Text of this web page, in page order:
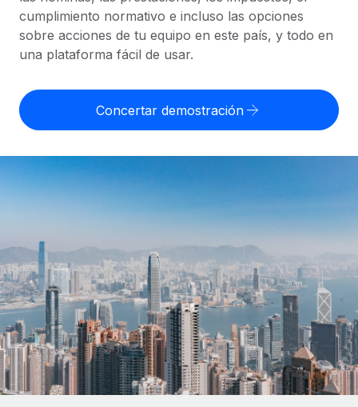
Employer of Record
Expándete en todo el mundo sin gastar en entidades.
cumpliendo la normativa.
INFRAESTRUCTURA
Conexión Remote
Integra los RR. HH. en tus flujos de trabajo sin
complicaciones.
Plataforma
Funciones esenciales de RR. HH. integradas para tu
Consulta el soporte del empleo global según el país.
Explorador estatal de EE. UU.
Simplifica la contratación en todos los estados de EE.
Comparador de Remote
Compáranos con otras empresas.
empresas en crecimiento.
Mediana empresa
Amplía tu equipo con soluciones de RR. HH.
personalizadas.
Empresa
RR. HH. globales para grandes empresas.
Calculadora del riesgo de clasificación errónea
Consulta el riesgo de clasificación errónea por país.
cualquier país.
Descubre opciones de divisas y tiempos de pago para
APRENDIZAJE CON REMOTE
Guías y recursos
Casos prácticos
Glosario de RR. HH.
Listas de verificación y plantillas
Biblioteca de descripciones de puestos
English
Nederlands
Français
Español
Italiano
Português (Portugal)
日本語
cumplimiento normativo e incluso las opciones
sobre acciones de tu equipo en este país, y todo en
una plataforma fácil de usar.
Concertar demostración